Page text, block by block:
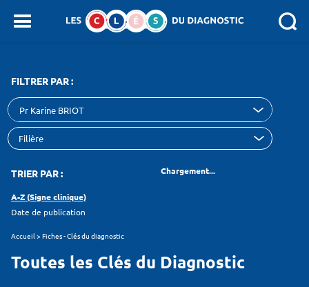
SEARCH :
FILTRER PAR :
Pr Karine BRIOT
TRIER PAR : Chargement...
A-Z (Signe clinique)
Date de publication
Accueil >Fiches - Clés du diagnostic
Toutes les Clés du Diagnostic